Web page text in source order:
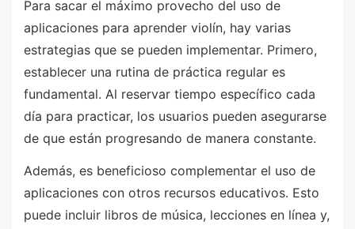
Para sacar el máximo provecho del uso de
aplicaciones para aprender violín, hay varias
estrategias que se pueden implementar. Primero,
establecer una rutina de práctica regular es
fundamental. Al reservar tiempo específico cada
día para practicar, los usuarios pueden asegurarse
de que están progresando de manera constante.
Además, es beneficioso complementar el uso de
aplicaciones con otros recursos educativos. Esto
puede incluir libros de música, lecciones en línea y,